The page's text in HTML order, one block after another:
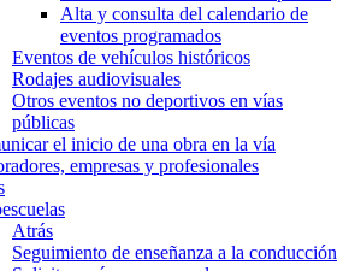
Alta y consulta del calendario de
eventos programados
Eventos de vehículos históricos
Rodajes audiovisuales
Otros eventos no deportivos en vías
públicas
el inicio de una obra en la vía
empresas y profesionales
Atrás
Seguimiento de enseñanza a la conducción